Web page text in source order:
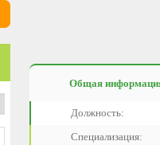
Общая
Должность:
Специализация: